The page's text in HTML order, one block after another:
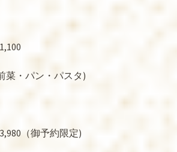
菜・パン・パスタ)
（御予約限定)